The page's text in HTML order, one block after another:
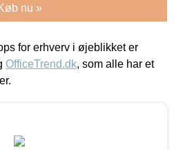
nu »
for erhverv i øjeblikket er
OfficeTrend.dk, som alle har et